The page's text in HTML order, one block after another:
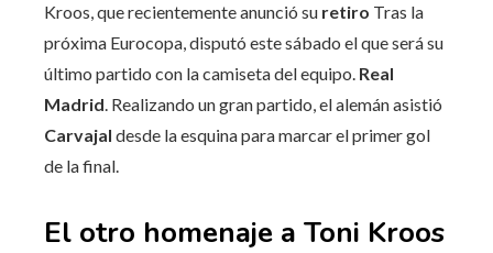
Kroos, que recientemente anunció su retiro Tras la
próxima Eurocopa, disputó este sábado el que será su
último partido con la camiseta del equipo. Real
Madrid. Realizando un gran partido, el alemán asistió
Carvajal desde la esquina para marcar el primer gol
de la final.
El otro homenaje a Toni Kroos